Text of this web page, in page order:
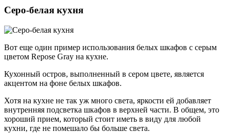
Серо-белая кухня
Вот еще один пример использования белых шкафов с серым
цветом Repose Gray на кухне.
Кухонный остров, выполненный в сером цвете, является
акцентом на фоне белых шкафов.
Хотя на кухне не так уж много света, яркости ей добавляет
внутренняя подсветка шкафов в верхней части. В общем, это
хороший прием, который стоит иметь в виду для любой
кухни, где не помешало бы больше света.